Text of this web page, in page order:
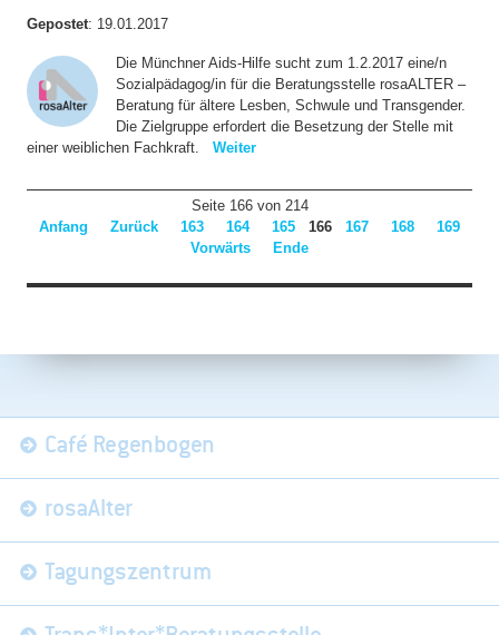
Gepostet: 19.01.2017
Die Münchner Aids-Hilfe sucht zum 1.2.2017 eine/n
Sozialpädagog/in für die Beratungsstelle rosaALTER –
Beratung für ältere Lesben, Schwule und Transgender.
Die Zielgruppe erfordert die Besetzung der Stelle mit
einer weiblichen Fachkraft.
Weiter
Seite 166 von 214
Anfang
Zurück 163 164 165 166 167 168
169
Vorwärts
Ende
überspringenCafé Regenbogen
rosaAlter
Tagungszentrum